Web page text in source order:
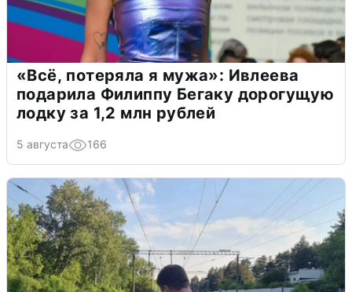
«Всё, потеряла я мужа»: Ивлеева
подарила Филиппу Бегаку дорогущую
лодку за 1,2 млн рублей
5 августа 166